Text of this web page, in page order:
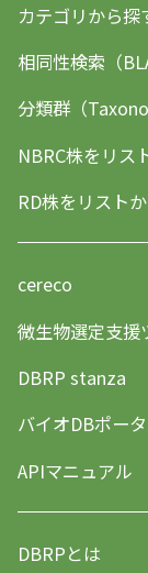
カテゴリから探
相同性検索（
分類群（
NBRC株をリス
RD株をリスト
cereco
微生物選定支援
DBRP stanza
バイオDBポー
APIマニュアル
DBRPとは